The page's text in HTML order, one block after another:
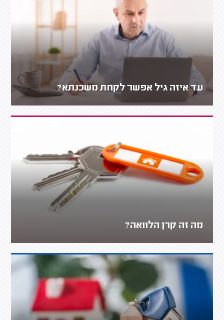
עד איזה גיל אפשר לקחת משכנתא?
מה זה קרן הלוואה?